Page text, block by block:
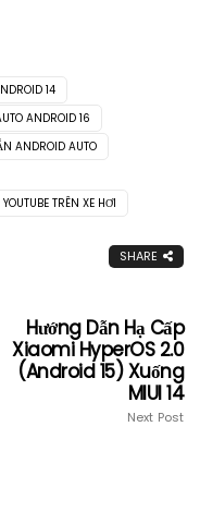
14
ANDROID 16
ANDROID AUTO
TRÊN XE HƠI
SHARE
Hướng Dẫn Hạ Cấp
Xiaomi HyperOS 2.0
(Android 15) Xuống
MIUI 14
Next Post